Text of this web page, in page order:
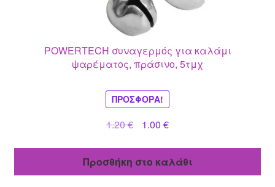
POWERTECH συναγερμός για καλάμι
ψαρέματος, πράσινο, 5τμχ
ΠΡΟΣΦΟΡΆ!
1.20€
Original
1.20 €.
1.00 €Η
είναι:
Προσθήκη στο καλάθι